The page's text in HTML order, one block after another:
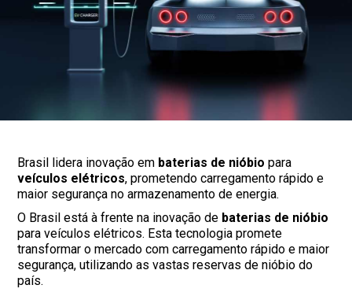
Brasil lidera inovação em baterias de nióbio para
veículos elétricos, prometendo carregamento rápido e
maior segurança no armazenamento de energia.
O Brasil está à frente na inovação de baterias de nióbio
para veículos elétricos. Esta tecnologia promete
transformar o mercado com carregamento rápido e maior
segurança, utilizando as vastas reservas de nióbio do
país.